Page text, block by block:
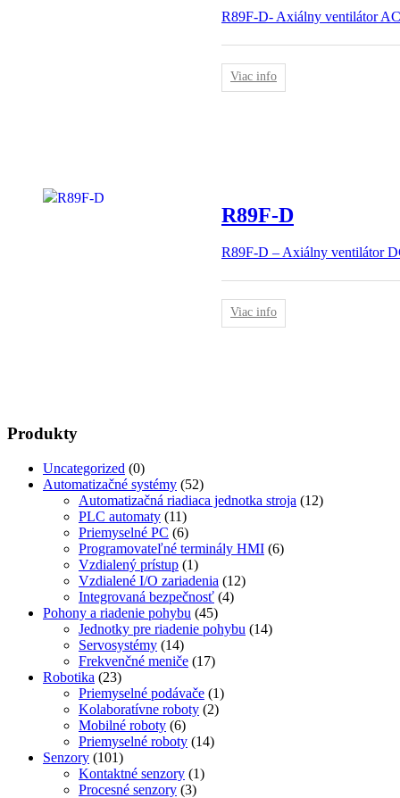
R89F-D- Axiálny ventilátor AC
Viac info
R89F-D
R89F-D – Axiálny ventilátor
Viac info
Produkty
Uncategorized (0)
Automatizačné systémy (52)
Automatizačná riadiaca jednotka stroja (12)
PLC automaty (11)
Priemyselné PC (6)
Programovateľné terminály HMI (6)
Vzdialený prístup (1)
Vzdialené I/O zariadenia (12)
Integrovaná bezpečnosť (4)
Pohony a riadenie pohybu (45)
Jednotky pre riadenie pohybu (14)
Servosystémy (14)
Frekvenčné meniče (17)
Robotika (23)
Priemyselné podávače (1)
Kolaboratívne roboty (2)
Mobilné roboty (6)
Priemyselné roboty (14)
Senzory (101)
Kontaktné senzory (1)
Procesné senzory (3)